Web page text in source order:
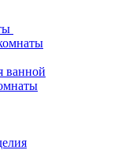
ванной